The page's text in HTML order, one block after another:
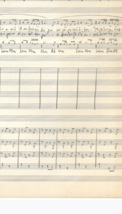
- Ελύτης) [1967-03-01-1998-
[1967-08-31-1967-11-10]
τραγούδια [1968-01-09-1968-
Εμβατήριο [1968-02-10]
- Etat de Siege [1967-06-23-1968-
[1968-05-15]
φίλους, Αρκαδία III [1968-06-01]
05-26-1968-10-31]
του φονιά [1969-01-1969-02]
[1969-03-03]
3-26]
1998-6-6]
7-17]